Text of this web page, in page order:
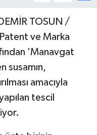
TOSUN /
ve Marka
'Manavgat
susamın,
amacıyla
tescil